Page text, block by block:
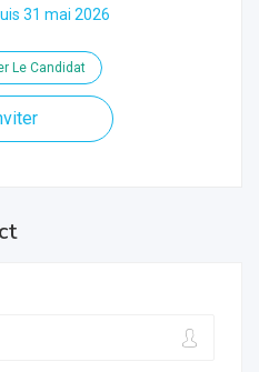
31 mai 2026
Le Candidat